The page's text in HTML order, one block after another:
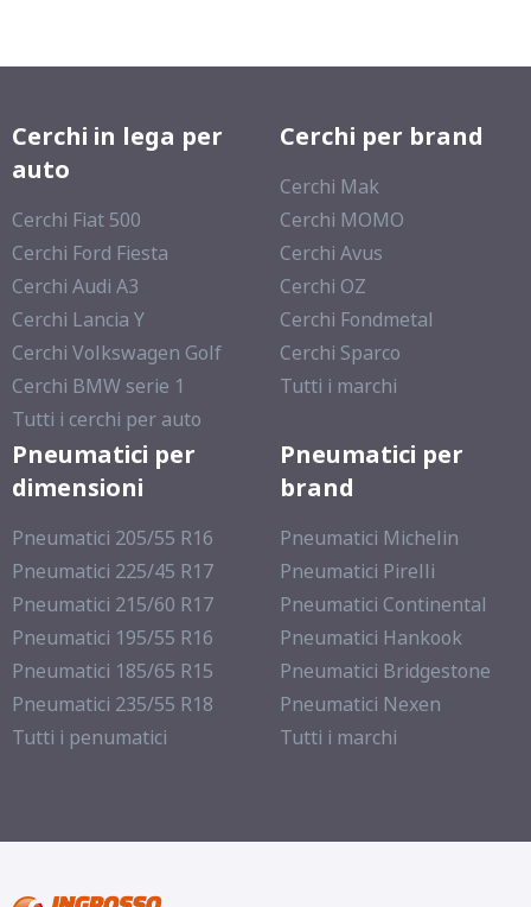
Cerchi in lega per
auto
Cerchi Fiat 500
Cerchi Ford Fiesta
Cerchi Audi A3
Cerchi Lancia Y
Cerchi Volkswagen Golf
Cerchi BMW serie 1
Tutti i cerchi per auto
Cerchi per brand
Cerchi Mak
Cerchi MOMO
Cerchi Avus
Cerchi OZ
Cerchi Fondmetal
Cerchi Sparco
Tutti i marchi
Pneumatici per
dimensioni
Pneumatici 205/55 R16
Pneumatici 225/45 R17
Pneumatici 215/60 R17
Pneumatici 195/55 R16
Pneumatici 185/65 R15
Pneumatici 235/55 R18
Tutti i penumatici
Pneumatici per
brand
Pneumatici Michelin
Pneumatici Pirelli
Pneumatici Continental
Pneumatici Hankook
Pneumatici Bridgestone
Pneumatici Nexen
Tutti i marchi